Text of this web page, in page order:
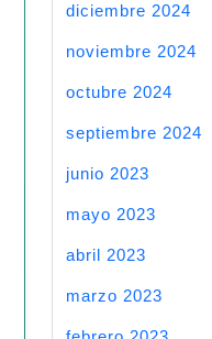
diciembre 2024
noviembre 2024
octubre 2024
septiembre 2024
junio 2023
mayo 2023
abril 2023
marzo 2023